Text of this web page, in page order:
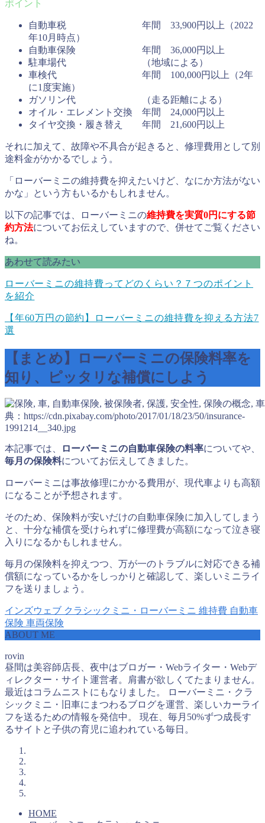
自動車税 年間 33,900円以上（2022
年10月時点）
自動車保険 年間 36,000円以上
駐車場代 （地域による）
車検代 年間 100,000円以上（2年
に1度実施）
ガソリン代 （走る距離による）
オイル・エレメント交換 年間 24,000円以上
タイヤ交換・履き替え 年間 21,600円以上
それに加えて、故障や不具合が起きると、修理費用として別
途料金がかかるでしょう。
「ローバーミニの維持費を抑えたいけど、なにか方法がない
かな」という方もいるかもしれません。
以下の記事では、ローバーミニの維持費を実質0円にする節
約方法についてお伝えしていますので、併せてご覧ください
ね。
あわせて読みたい
ローバーミニの維持費ってどのくらい？７つのポイント
を紹介
【年60万円の節約】ローバーミニの維持費を抑える方法7
選
【まとめ】ローバーミニの保険料率を
知り、ピッタリな補償にしよう
典：https://cdn.pixabay.com/photo/2017/01/18/23/50/insurance-
1991214__340.jpg
本記事では、 ローバーミニの自動車保険の料率についてや、
毎月の保険料についてお伝えしてきました。
ローバーミニは事故修理にかかる費用が、現代車よりも高額
になることが予想されます。
そのため、保険料が安いだけの自動車保険に加入してしまう
と、十分な補償を受けられずに修理費が高額になって泣き寝
入りになるかもしれません。
毎月の保険料を抑えつつ、万が一のトラブルに対応できる補
償額になっているかをしっかりと確認して、楽しいミニライ
フを送りましょう。
インズウェブ クラシックミニ・ローバーミニ 維持費 自動車
保険 車両保険
ABOUT ME
rovin
昼間は美容師店長、夜中はブロガー・Webライター・Webデ
ィレクター・サイト運営者。肩書が欲しくてたまりません。
最近はコラムニストにもなりました。 ローバーミニ・クラ
シックミニ・旧車にまつわるブログを運営、楽しいカーライ
フを送るための情報を発信中。 現在、毎月50%ずつ成長す
るサイトと子供の育児に追われている毎日。
HOME